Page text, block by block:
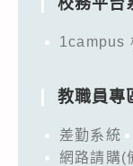
1campus
教職員專
差勤系統
網路請購(